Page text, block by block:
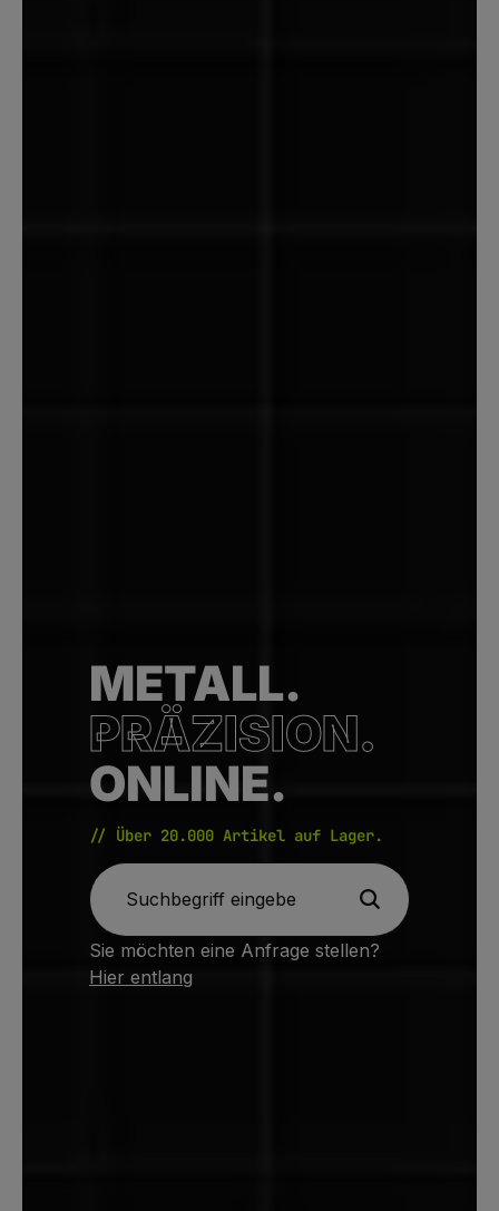
METALL.
PRÄZISION.
ONLINE.
// Über 20.000 Artikel auf Lager.
Sie möchten eine Anfrage stellen?
Hier entlang